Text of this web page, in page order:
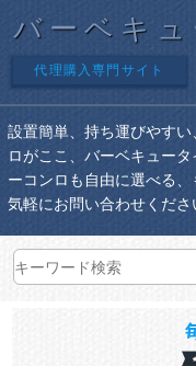
バーベキ
代理購入専門サイト
設置簡単、持ち運びやす
ロがここ、バーベキュー
ーコンロも自由に選べる
気軽にお問い合わせくださ